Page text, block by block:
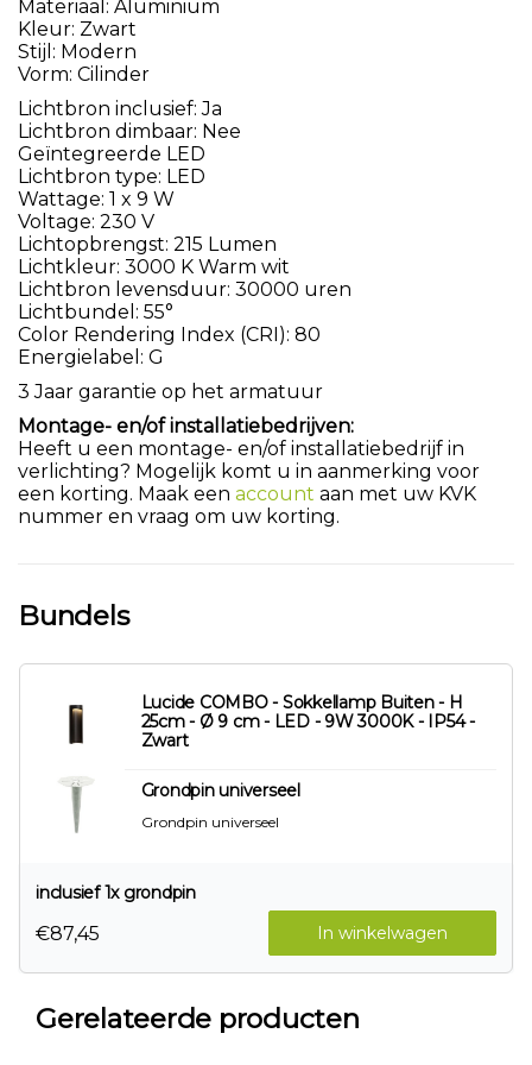
Materiaal: Aluminium
Kleur: Zwart
Stijl: Modern
Vorm: Cilinder
Lichtbron inclusief: Ja
Lichtbron dimbaar: Nee
Geïntegreerde LED
Lichtbron type: LED
Wattage: 1 x 9 W
Voltage: 230 V
Lichtopbrengst: 215 Lumen
Lichtkleur: 3000 K Warm wit
Lichtbron levensduur: 30000 uren
Lichtbundel: 55°
Color Rendering Index (CRI): 80
Energielabel: G
3 Jaar garantie op het armatuur
Montage- en/of installatiebedrijven:
Heeft u een montage- en/of installatiebedrijf in
verlichting? Mogelijk komt u in aanmerking voor
een korting. Maak een account aan met uw KVK
nummer en vraag om uw korting.
Bundels
Lucide COMBO - Sokkellamp Buiten - H
25cm - Ø 9 cm - LED - 9W 3000K - IP54 -
Zwart
Grondpin universeel
Grondpin universeel
inclusief 1x grondpin
In winkelwagen
€87,45
Gerelateerde producten